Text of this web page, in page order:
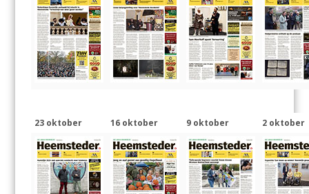
23 oktober 16 oktober 9 oktober 2 oktober